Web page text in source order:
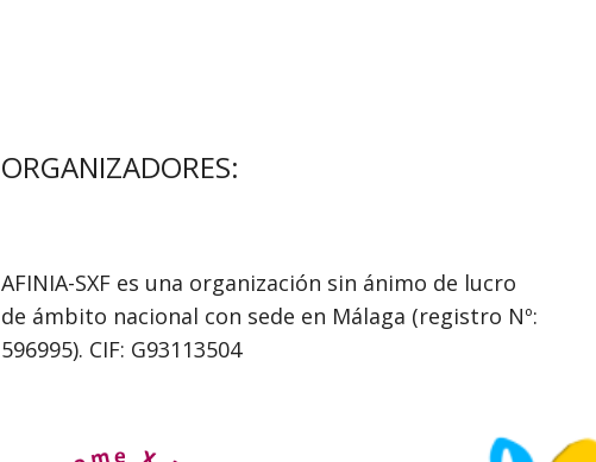
ORGANIZADORES:
AFINIA-SXF es una organización sin ánimo de lucro
de ámbito nacional con sede en Málaga (registro Nº:
596995). CIF: G93113504